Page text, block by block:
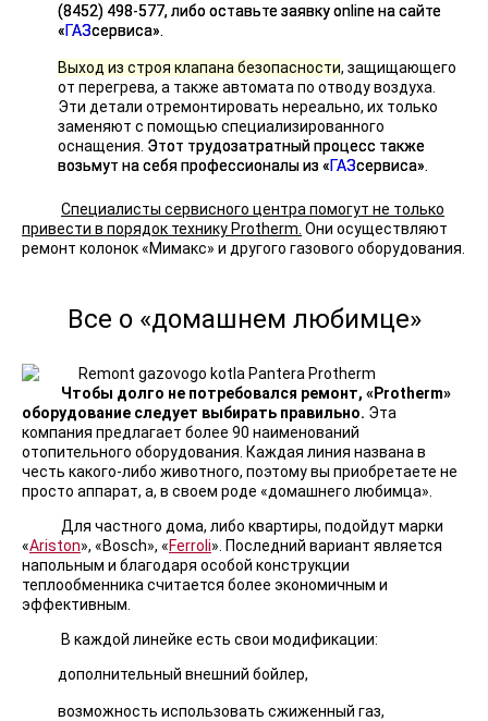
(8452) 498-577, либо оставьте заявку online на сайте
«ГАЗсервиса».
Выход из строя клапана безопасности, защищающего
от перегрева, а также автомата по отводу воздуха.
Эти детали отремонтировать нереально, их только
заменяют с помощью специализированного
оснащения. Этот трудозатратный процесс также
возьмут на себя профессионалы из «ГАЗсервиса».
Специалисты сервисного центра помогут не только
привести в порядок технику Protherm. Они осуществляют
ремонт колонок «Мимакс» и другого газового оборудования.
Все о «домашнем любимце»
Чтобы долго не потребовался ремонт, «Protherm»
оборудование следует выбирать правильно. Эта
компания предлагает более 90 наименований
отопительного оборудования. Каждая линия названа в
честь какого-либо животного, поэтому вы приобретаете не
просто аппарат, а, в своем роде «домашнего любимца».
Для частного дома, либо квартиры, подойдут марки
«Ariston», «Bosch», «Ferroli». Последний вариант является
напольным и благодаря особой конструкции
теплообменника считается более экономичным и
эффективным.
В каждой линейке есть свои модификации:
дополнительный внешний бойлер,
возможность использовать сжиженный газ,